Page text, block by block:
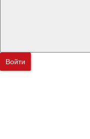
Войти